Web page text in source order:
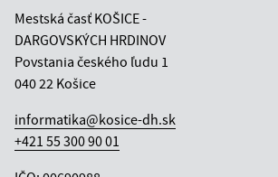
Mestská časť KOŠICE -
DARGOVSKÝCH HRDINOV
Povstania českého ľudu 1
040 22 Košice
informatika@kosice-dh.sk
+421 55 300 90 01